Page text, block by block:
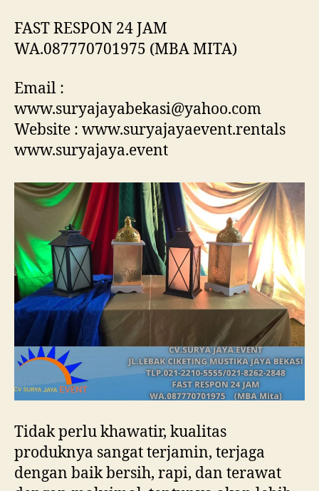
FAST RESPON 24 JAM
WA.087770701975 (MBA MITA)
Email :
www.suryajayabekasi@yahoo.com
Website : www.suryajayaevent.rentals
www.suryajaya.event
Tidak perlu khawatir, kualitas
produknya sangat terjamin, terjaga
dengan baik bersih, rapi, dan terawat